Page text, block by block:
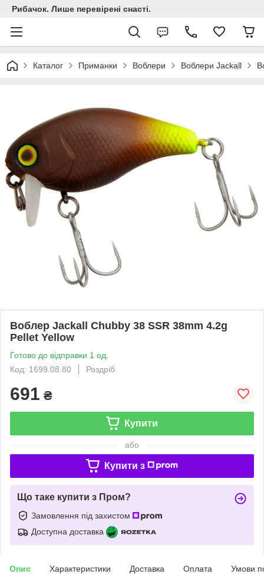
Рибачок. Лише перевірені снасті.
Каталог Приманки Воблери Воблери Jackall
Воблер Jackall Chubby 38 SSR 38mm 4.2g
Pellet Yellow
Готово до відправки 1 од.
Код: 1699.08.80
Роздріб
691 ₴
Купити
або
Купити з
Що таке купити з Пром?
Замовлення під захистом
Доступна доставка
Опис Характеристики Доставка Оплата Умови